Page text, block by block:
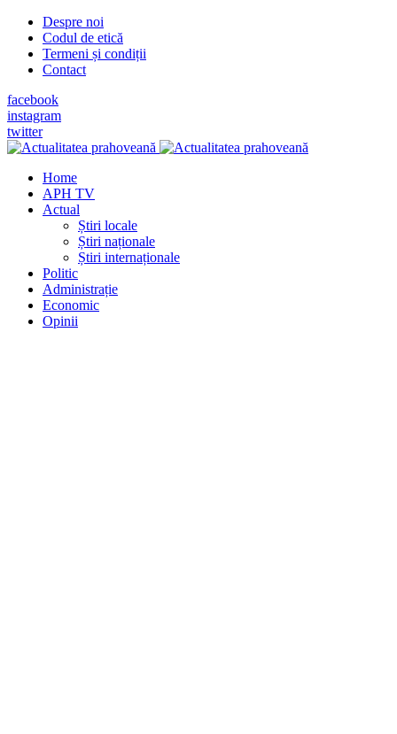
Despre noi
Codul de etică
Termeni și condiții
Contact
facebook
instagram
twitter
Home
APH TV
Actual
Știri locale
Știri naționale
Știri internaționale
Politic
Administrație
Economic
Opinii